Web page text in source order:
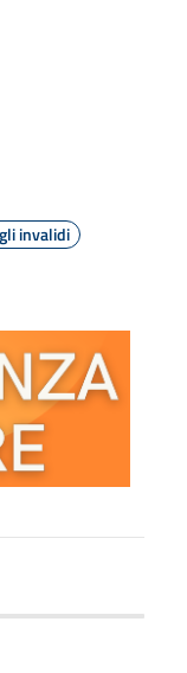
invalidi